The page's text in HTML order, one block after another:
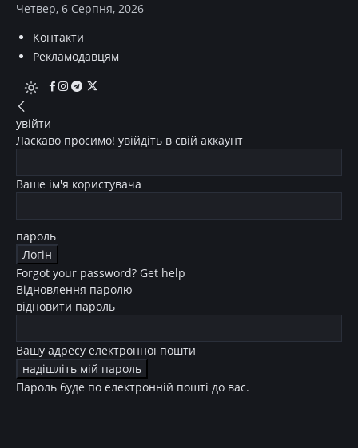
Четвер, 6 Серпня, 2026
Контакти
Рекламодавцям
увійти
Ласкаво просимо! увійдіть в свій аккаунт
Ваше ім'я користувача
пароль
Forgot your password? Get help
Відновлення паролю
відновити пароль
Вашу адресу електронної пошти
Пароль буде по електронній пошті до вас.